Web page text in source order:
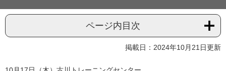
ページ内目次
掲載日：2024年10月21日更新